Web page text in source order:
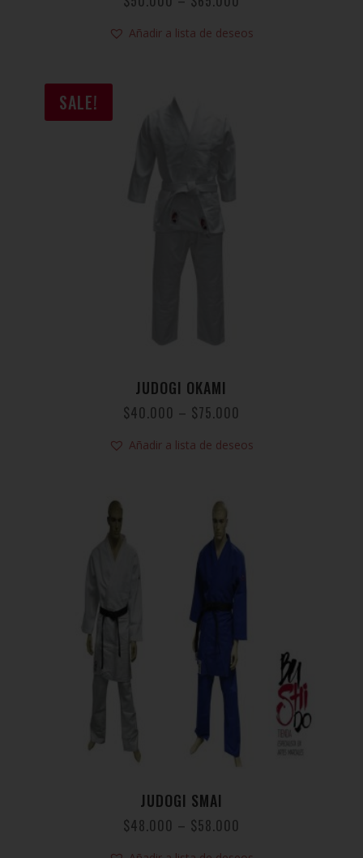
Añadir a lista de deseos
SALE!
JUDOGI OKAMI
$40.000 – $75.000
Añadir a lista de deseos
JUDOGI SMAI
$48.000 – $58.000